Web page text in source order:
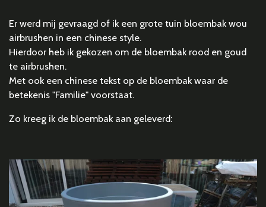
Er werd mij gevraagd of ik een grote tuin bloembak wou
airbrushen in een chinese style.
Hierdoor heb ik gekozen om de bloembak rood en goud
te airbrushen.
Met ook een chinese tekst op de bloembak waar de
betekenis "Familie" voorstaat.
Zo kreeg ik de bloembak aan geleverd: